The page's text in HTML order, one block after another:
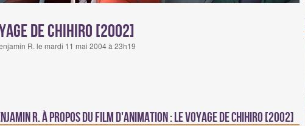
de Chihiro [2002]
R. le mardi 11 mai 2004 à 23h19
R.à propos du Film d'animation : Le Voyage de Chihiro [2002]